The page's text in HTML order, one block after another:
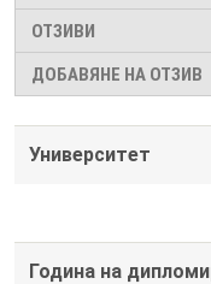
ОТЗИВИ
ДОБАВЯНЕ НА ОТЗИВ
Университет
Година на